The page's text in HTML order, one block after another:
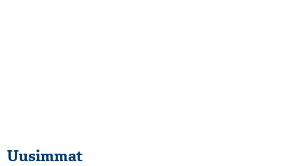
Uusimmat